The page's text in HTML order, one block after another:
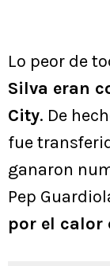
Lo peor de
Silva eran
City. De
fue
ganaron
Pep
por el calor